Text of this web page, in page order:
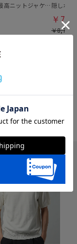
春夏／涼しい最高ニットジャケット 隠しボ
￥
￥8,789